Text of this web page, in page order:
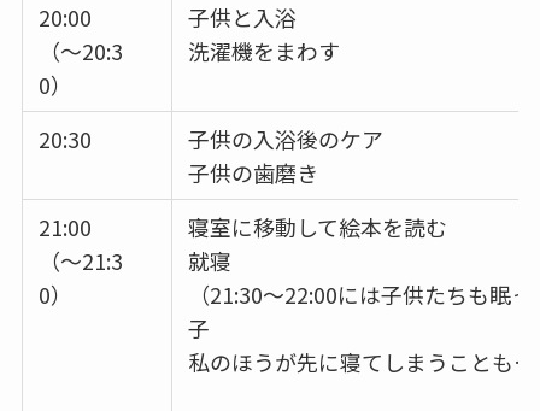
20:00
（～20:3
0）
子供と入浴
洗濯機をまわす
20:30
子供の入浴後のケア
子供の歯磨き
21:00
（～21:3
0）
寝室に移動して絵本を読む
就寝
（21:30～22:00には子供たちも眠
子
私のほうが先に寝てしまうことも